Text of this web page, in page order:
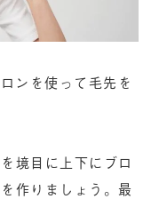
ンを使って毛先を
境目に上下にブロ
作りましょう。最